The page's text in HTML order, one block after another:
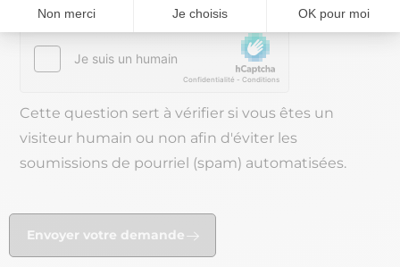
CAPTCHA
Cette question sert à vérifier si vous êtes un
visiteur humain ou non afin d'éviter les
soumissions de pourriel (spam) automatisées.
Envoyer votre demande